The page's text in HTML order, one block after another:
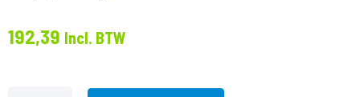
192,39 Incl. BTW